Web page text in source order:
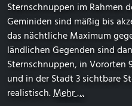
Sternschnuppen im Rahmen
Geminiden sind mäßig bis
das nächtliche Maximum
ländlichen Gegenden sind
Sternschnuppen, in Vororten
und in der Stadt 3 sichtbare
realistisch.Mehr …